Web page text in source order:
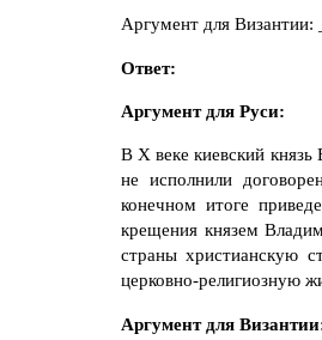
Аргумент для
Ответ:
Аргумент для Руси:
ВX веке киевский
не исполнили
конечном итоге
крещения князем
страны христианскую
церковно-религиозную
Аргумент для